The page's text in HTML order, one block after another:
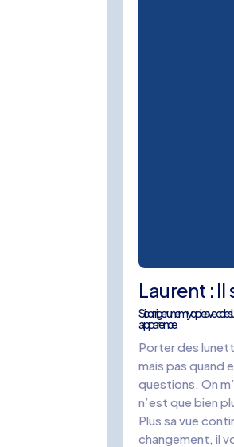
Laurent :
Si corriger une myopie avec des
apparence.
Porter des
mais pas quand
questions. On
n’est que bien
Plus sa vue
changement, il